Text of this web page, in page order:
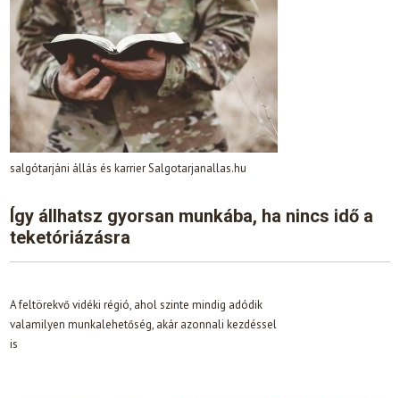
salgótarjáni állás és karrier Salgotarjanallas.hu
Így állhatsz gyorsan munkába, ha nincs idő a
teketóriázásra
A feltörekvő vidéki régió, ahol szinte mindig adódik
valamilyen munkalehetőség, akár azonnali kezdéssel
is